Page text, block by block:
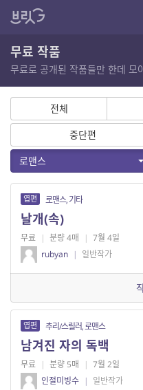
무료 작품
무료로 공개된 작품들만 한데 모
전체
중단편
로맨스
엽편 로맨스, 기타
날개(속)
무료 | 분량 4매 | 7월 4일
rubyan | 일반작가
엽편 추리/스릴러, 로맨스
남겨진 자의 독백
무료 | 분량 5매 | 7월 2일
인절미빙수 | 일반작가